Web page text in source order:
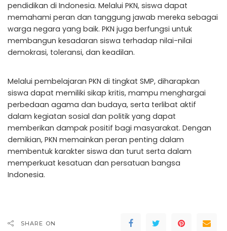
pendidikan di Indonesia. Melalui PKN, siswa dapat
memahami peran dan tanggung jawab mereka sebagai
warga negara yang baik. PKN juga berfungsi untuk
membangun kesadaran siswa terhadap nilai-nilai
demokrasi, toleransi, dan keadilan.
Melalui pembelajaran PKN di tingkat SMP, diharapkan
siswa dapat memiliki sikap kritis, mampu menghargai
perbedaan agama dan budaya, serta terlibat aktif
dalam kegiatan sosial dan politik yang dapat
memberikan dampak positif bagi masyarakat. Dengan
demikian, PKN memainkan peran penting dalam
membentuk karakter siswa dan turut serta dalam
memperkuat kesatuan dan persatuan bangsa
Indonesia.
SHARE ON